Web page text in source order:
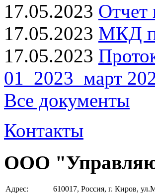
17.05.2023 Отчет
17.05.2023 МКД
17.05.2023
01_2023_март
Все документы
Контакты
ООО
Адрес:
610017, Россия, г. Киров,